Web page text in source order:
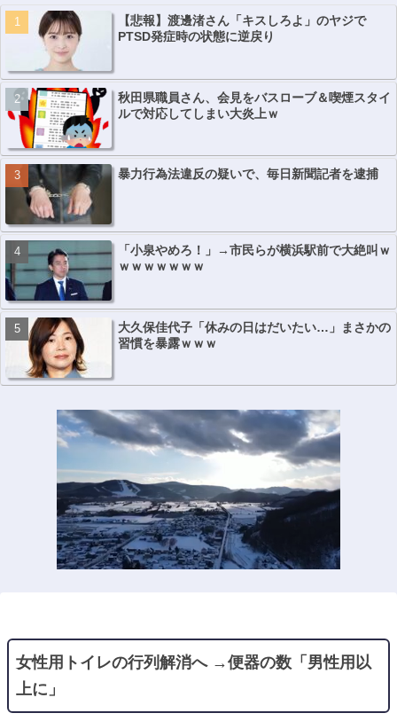
【悲報】渡邊渚さん「キスしろよ」のヤジで
PTSD発症時の状態に逆戻り
秋田県職員さん、会見をバスローブ＆喫煙スタイ
ルで対応してしまい大炎上ｗ
暴力行為法違反の疑いで、毎日新聞記者を逮捕
「小泉やめろ！」→市民らが横浜駅前で大絶叫ｗ
ｗｗｗｗｗｗｗ
大久保佳代子「休みの日はだいたい…」まさかの
習慣を暴露ｗｗｗ
女性用トイレの行列解消へ →便器の数「男性用以
上に」